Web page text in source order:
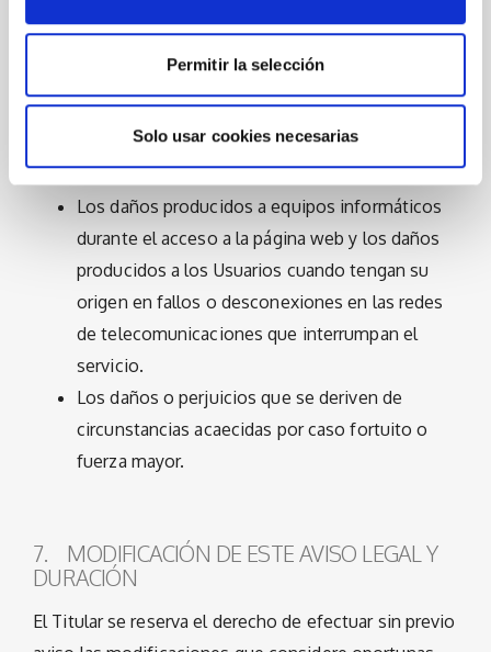
Permitir la selección
Solo usar cookies necesarias
modificación o manipulación de los mensajes y
comunicaciones de cualquier clase que dichos
terceros pudiera realizar.
Los daños producidos a equipos informáticos
durante el acceso a la página web y los daños
producidos a los Usuarios cuando tengan su
origen en fallos o desconexiones en las redes
de telecomunicaciones que interrumpan el
servicio.
Los daños o perjuicios que se deriven de
circunstancias acaecidas por caso fortuito o
fuerza mayor.
7. MODIFICACIÓN DE ESTE AVISO LEGAL Y
DURACIÓN
El Titular se reserva el derecho de efectuar sin previo